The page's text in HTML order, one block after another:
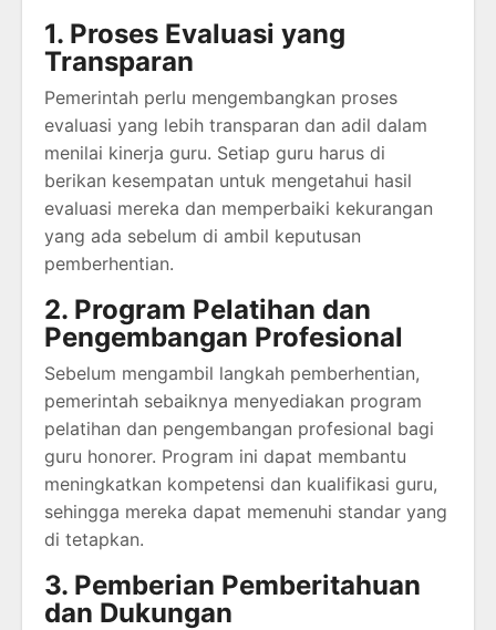
1. Proses Evaluasi yang
Transparan
Pemerintah perlu mengembangkan proses
evaluasi yang lebih transparan dan adil dalam
menilai kinerja guru. Setiap guru harus di
berikan kesempatan untuk mengetahui hasil
evaluasi mereka dan memperbaiki kekurangan
yang ada sebelum di ambil keputusan
pemberhentian.
2. Program Pelatihan dan
Pengembangan Profesional
Sebelum mengambil langkah pemberhentian,
pemerintah sebaiknya menyediakan program
pelatihan dan pengembangan profesional bagi
guru honorer. Program ini dapat membantu
meningkatkan kompetensi dan kualifikasi guru,
sehingga mereka dapat memenuhi standar yang
di tetapkan.
3. Pemberian Pemberitahuan
dan Dukungan